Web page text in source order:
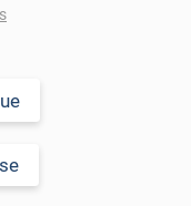
de son rendu